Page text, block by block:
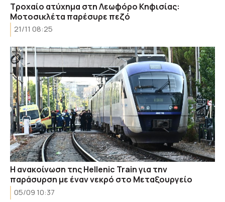
Τροχαίο ατύχημα στη Λεωφόρο Κηφισίας:
Μοτοσικλέτα παρέσυρε πεζό
21/11 08:25
Η ανακοίνωση της Hellenic Train για την
παράσυρση με έναν νεκρό στο Μεταξουργείο
05/09 10:37